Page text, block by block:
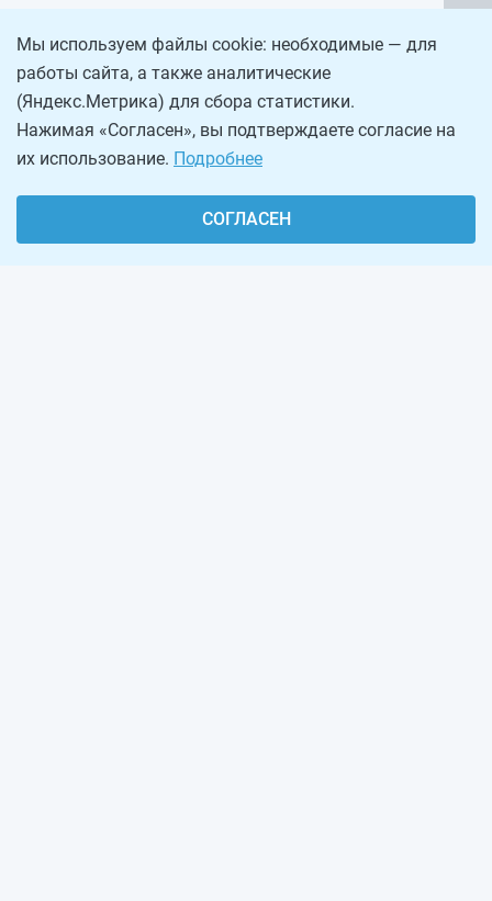
Мы используем файлы cookie: необходимые — для
работы сайта, а также аналитические
(Яндекс.Метрика) для сбора статистики.
Нажимая «Согласен», вы подтверждаете согласие на
их использование. Подробнее
СОГЛАСЕН